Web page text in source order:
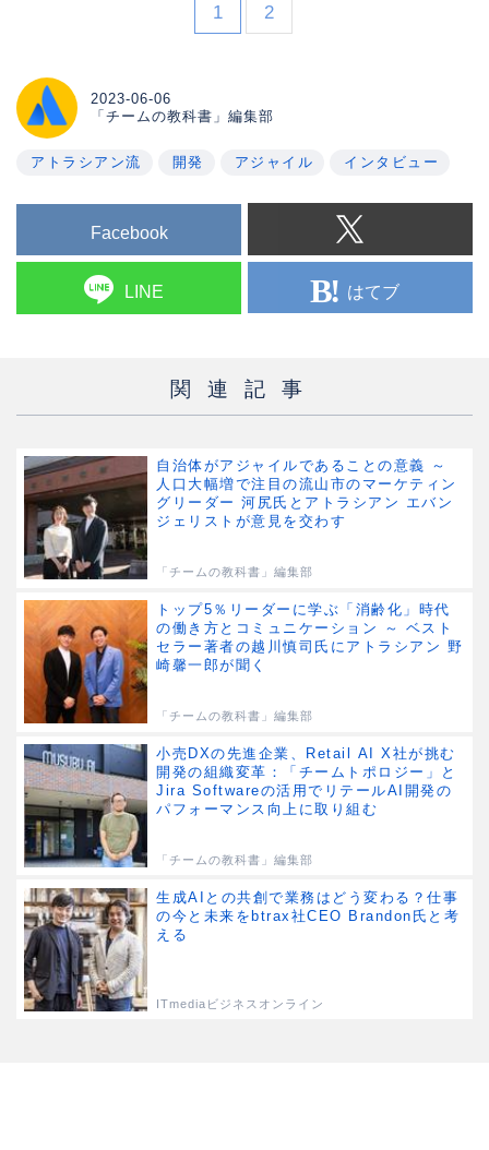
1 2
2023-06-06
「チームの教科書」編集部
アトラシアン流 開発 アジャイル インタビュー
Facebook
LINE はてブ
関連記事
自治体がアジャイルであることの意義 ～
人口大幅増で注目の流山市のマーケティン
グリーダー 河尻氏とアトラシアン エバン
ジェリストが意見を交わす
「チームの教科書」編集部
トップ5％リーダーに学ぶ「消齢化」時代
の働き方とコミュニケーション ～ ベスト
セラー著者の越川慎司氏にアトラシアン 野
崎馨一郎が聞く
「チームの教科書」編集部
小売DXの先進企業、Retail AI X社が挑む
開発の組織変革：「チームトポロジー」と
Jira Softwareの活用でリテールAI開発の
パフォーマンス向上に取り組む
「チームの教科書」編集部
生成AIとの共創で業務はどう変わる？仕事
の今と未来をbtrax社CEO Brandon氏と考
える
ITmediaビジネスオンライン